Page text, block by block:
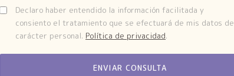
Declaro haber entendido la información facilitada y
consiento el tratamiento que se efectuará de mis datos de
carácter personal. Política de privacidad.